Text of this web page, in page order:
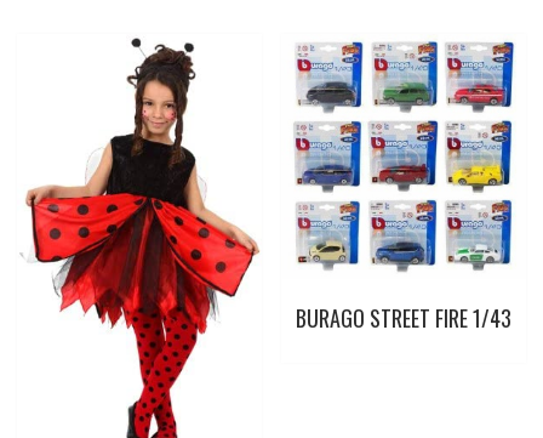
BURAGO STREET FIRE 1/43